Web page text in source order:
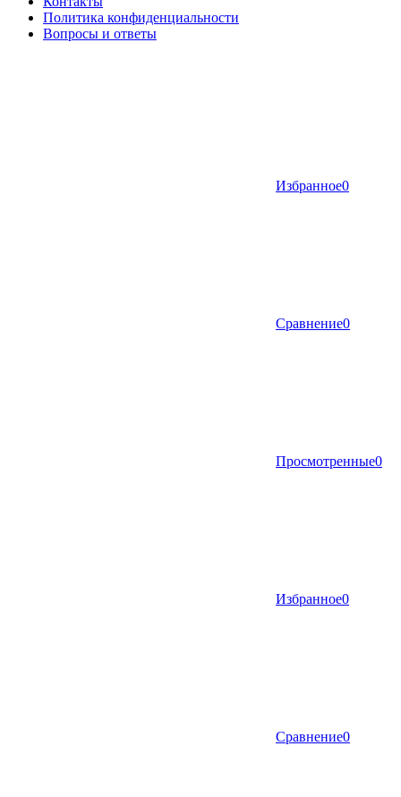
Политика конфиденциальности
Вопросы и ответы
Избранное0
Сравнение0
Просмотренные0
Избранное0
Сравнение0